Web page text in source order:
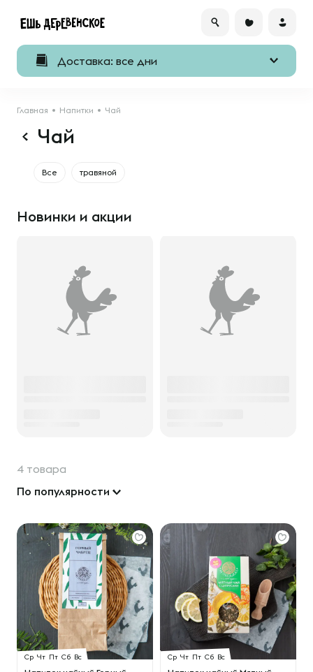
Доставка: все дни
Главная Напитки Чай
Чай
Все травяной
Новинки и акции
4 товара
По популярности
Ср Чт Пт Сб Вс Ср Чт Пт Сб Вс